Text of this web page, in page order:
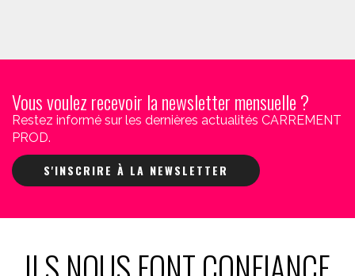
Vous voulez recevoir la newsletter mensuelle ?
Restez informé sur les dernières actualités CARREMENT
PROD.
S'INSCRIRE À LA NEWSLETTER